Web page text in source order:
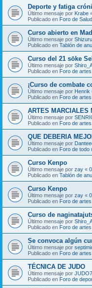
Deporte y fatiga
Último mensaje por Krabe
Publicado en Foro de
Curso abierto en
Último mensaje por Shizuru
Publicado en Tablón de
Curso del 21 sōke
Último mensaje por
Publicado en Foro de
¡Curso de combate
Último mensaje por Henrik
Publicado en Foro de
ARTES MARCIALES
Último mensaje por
Publicado en Foro de
QUE DEBERIA
Último mensaje por
Publicado en Foro de todo
Curso Kenpo
Último mensaje por zay «
Publicado en Tablón de
Curso Kenpo
Último mensaje por zay «
Publicado en Foro de
Curso de
Último mensaje por
Publicado en Foro de
Se convoca algún
Último mensaje por
Publicado en Foro de
TÉCNICA DE JUDO
Último mensaje por
Publicado en Foro de